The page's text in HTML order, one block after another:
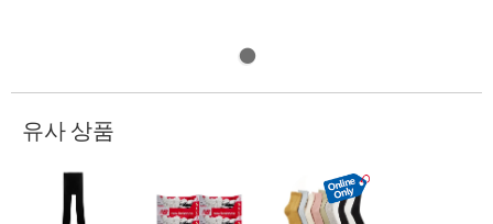
유사 상품